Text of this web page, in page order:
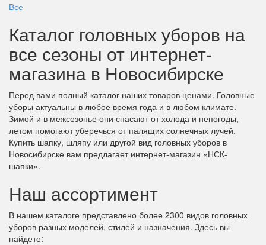
Все
Каталог головных уборов на
все сезоны от интернет-
магазина в Новосибирске
Перед вами полный каталог наших товаров ценами. Головные
уборы актуальны в любое время года и в любом климате.
Зимой и в межсезонье они спасают от холода и непогоды,
летом помогают уберечься от палящих солнечных лучей.
Купить шапку, шляпу или другой вид головных уборов в
Новосибирске вам предлагает интернет-магазин «НСК-
шапки».
Наш ассортимент
В нашем каталоге представлено более 2300 видов головных
уборов разных моделей, стилей и назначения. Здесь вы
найдете: